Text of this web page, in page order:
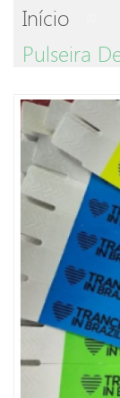
Início
Pulseira